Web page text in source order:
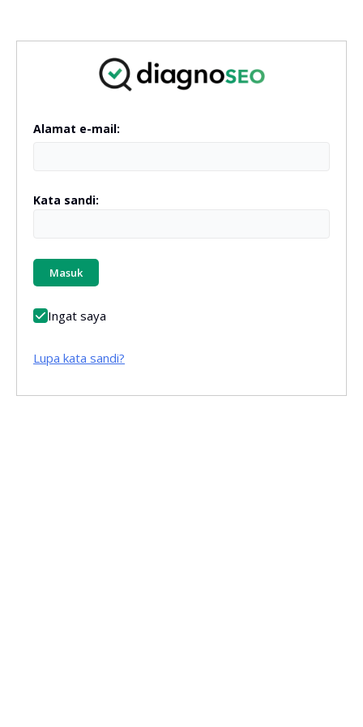
Alamat e-mail:
Kata sandi:
Masuk
Ingat saya
Lupa kata sandi?